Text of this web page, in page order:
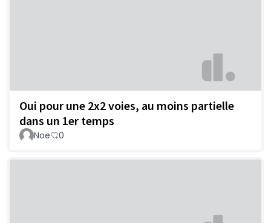
Oui pour une 2x2 voies, au moins partielle
dans un 1er temps
Noë 0